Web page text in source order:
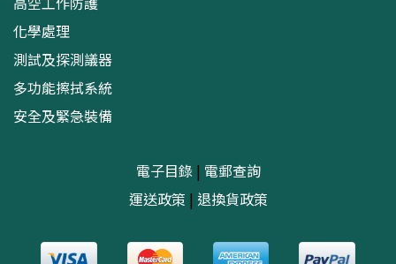
化學處理
測試及探測議器
多功能擦拭系統
安全及緊急裝備
電子目錄| 電郵查詢
運送政策 | 退換貨政策